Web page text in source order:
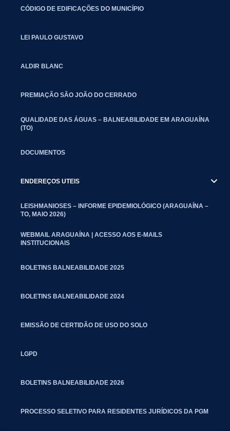
CÓDIGO DE EDIFICAÇÕES DO MUNICÍPIO
LEI PAULO GUSTAVO
ALDIR BLANC
PREMIAÇÃO SÃO JOÃO DO CERRADO
QUALIDADE DAS ÁGUAS – BALNEABILIDADE EM ARAGUAÍNA
(TO)
DOCUMENTOS
ENDEREÇOS UTEIS
LEISHMANIOSES – INFORME EPIDEMIOLÓGICO (ARAGUAÍNA –
TO, MAIO 2026)
WEBMAIL ARAGUAÍNA | ACESSO AOS E-MAILS
INSTITUCIONAIS
BOLETINS BALNEABILIDADE 2025
BOLETINS BALNEABILIDADE 2024
EMISSÃO DE CERTIDÃO DE USO DO SOLO
LGPD
BOLETINS BALNEABILIDADE 2026
PROCESSO SELETIVO PARA RESIDENTES JURÍDICOS DA PGM